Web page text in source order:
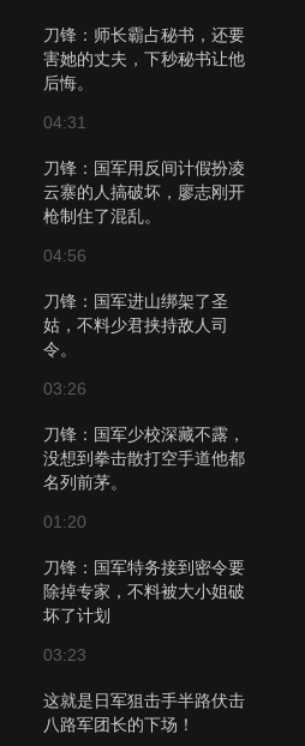
刀锋：师长霸占秘书，还要
害她的丈夫，下秒秘书让他
后悔。
04:31
刀锋：国军用反间计假扮凌
云寨的人搞破坏，廖志刚开
枪制住了混乱。
04:56
刀锋：国军进山绑架了圣
姑，不料少君挟持敌人司
令。
03:26
刀锋：国军少校深藏不露，
没想到拳击散打空手道他都
名列前茅。
01:20
刀锋：国军特务接到密令要
除掉专家，不料被大小姐破
坏了计划
03:23
这就是日军狙击手半路伏击
八路军团长的下场！